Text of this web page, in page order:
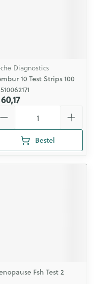
Diagnostics
10 Test Strips 100
Bestel
Fsh Test 2